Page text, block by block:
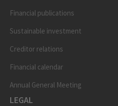
Financial publications
Sustainable investment
Creditor relations
Financial calendar
Annual General Meeting
LEGAL